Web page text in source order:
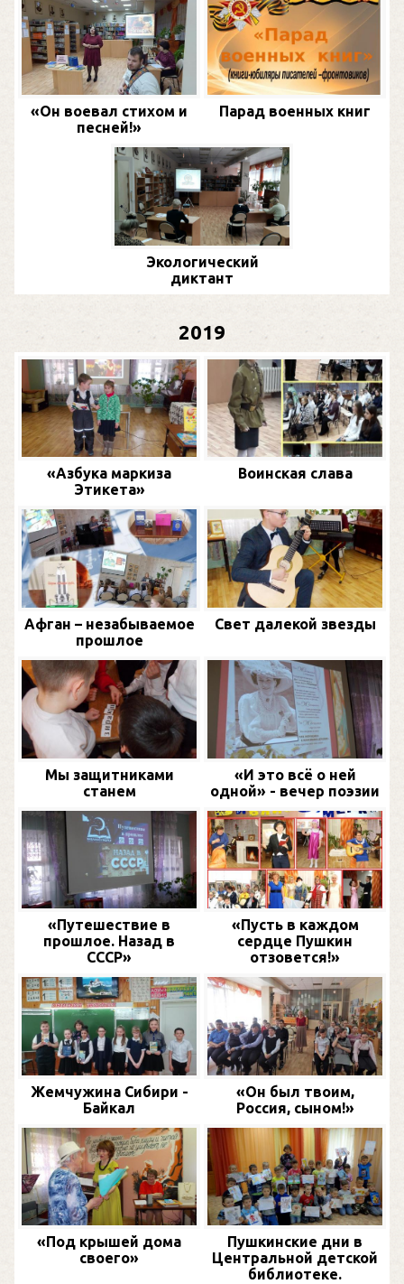
«Он воевал стихом и
песней!»
Парад военных книг
Экологический
диктант
2019
«Азбука маркиза
Этикета»
Воинская слава
Афган – незабываемое
прошлое
Свет далекой звезды
Мы защитниками
станем
«И это всё о ней
одной» - вечер поэзии
«Путешествие в
прошлое. Назад в
СССР»
«Пусть в каждом
сердце Пушкин
отзовется!»
Жемчужина Сибири -
Байкал
«Он был твоим,
Россия, сыном!»
«Под крышей дома
своего»
Пушкинские дни в
Центральной детской
библиотеке.